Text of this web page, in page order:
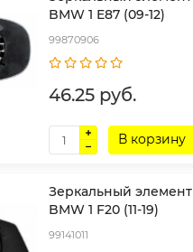
BMW 1 E87 (09-12)
99870906
46.25 руб.
В корзину
Зеркальный элемент
BMW 1 F20 (11-19)
99141011